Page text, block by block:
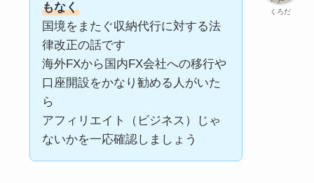
くろだ
もなく
国境をまたぐ収納代行に対する法
律改正の話です
海外FXから国内FX会社への移行や
口座開設をかなり勧める人がいた
ら
アフィリエイト（ビジネス）じゃ
ないかを一応確認しましょう